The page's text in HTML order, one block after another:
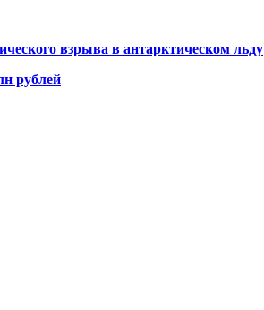
взрыва в антарктическом льду
рублей